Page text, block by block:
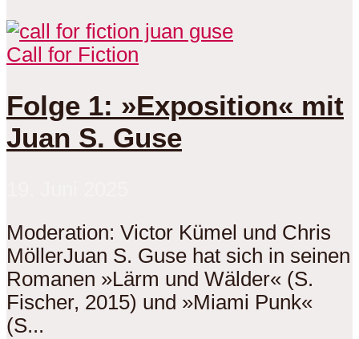
Call for Fiction
Folge 1: »Exposition« mit
Juan S. Guse
Moderation: Victor Kümel und Chris
MöllerJuan S. Guse hat sich in seinen
Romanen »Lärm und Wälder« (S.
Fischer, 2015) und »Miami Punk«
(S...